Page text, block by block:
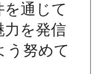
を通じて
力を発信
う努めて